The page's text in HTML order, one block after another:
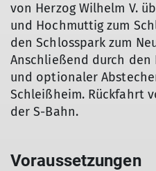
von Herzog Wilhelm V.
und Hochmuttig zum
den Schlosspark zum
Anschließend durch den
und optionaler
Schleißheim. Rückfahrt
der S-Bahn.
Voraussetzungen